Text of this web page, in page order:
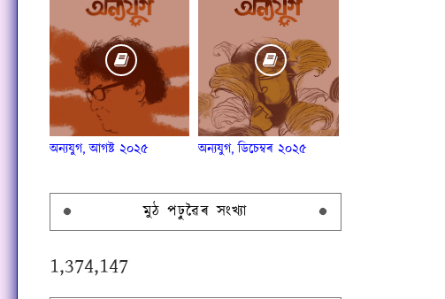
অন্যযুগ, আগষ্ট ২০২৫ অন্যযুগ, ডিচেম্বৰ ২০২৫
মুঠ পঢ়ুৱৈৰ সংখ্যা
1,374,147